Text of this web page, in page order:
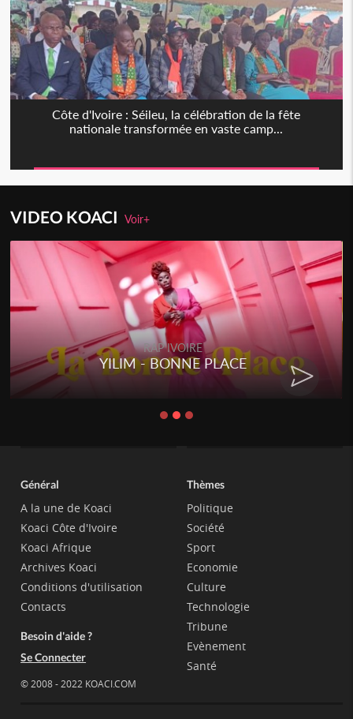
Côte d'Ivoire : Séileu, la célébration de la fête
nationale transformée en vaste camp...
VIDEO KOACIVoir+
PLACE
RAP IVOIRE
RENARD
CHAT
Général
A la une de Koaci
Koaci Côte d'Ivoire
Koaci Afrique
Archives Koaci
Conditions d'utilisation
Contacts
Besoin d'aide ?
Se Connecter
© 2008 - 2022 KOACI.COM
Thèmes
Politique
Société
Sport
Economie
Culture
Technologie
Tribune
Evènement
Santé